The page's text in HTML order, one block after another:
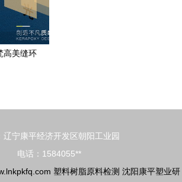
高美缝环
辽宁康平经济开发区朝阳工业园
电话：1584055**
塑料树脂原料检测 沈阳康平塑业研